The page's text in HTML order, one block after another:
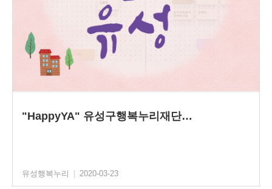
"HappyYA" 유성구행복누리재단…
유성행복누리 2020-03-23